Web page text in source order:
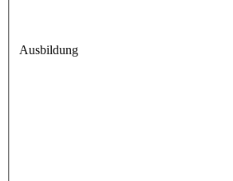
Ausbildung